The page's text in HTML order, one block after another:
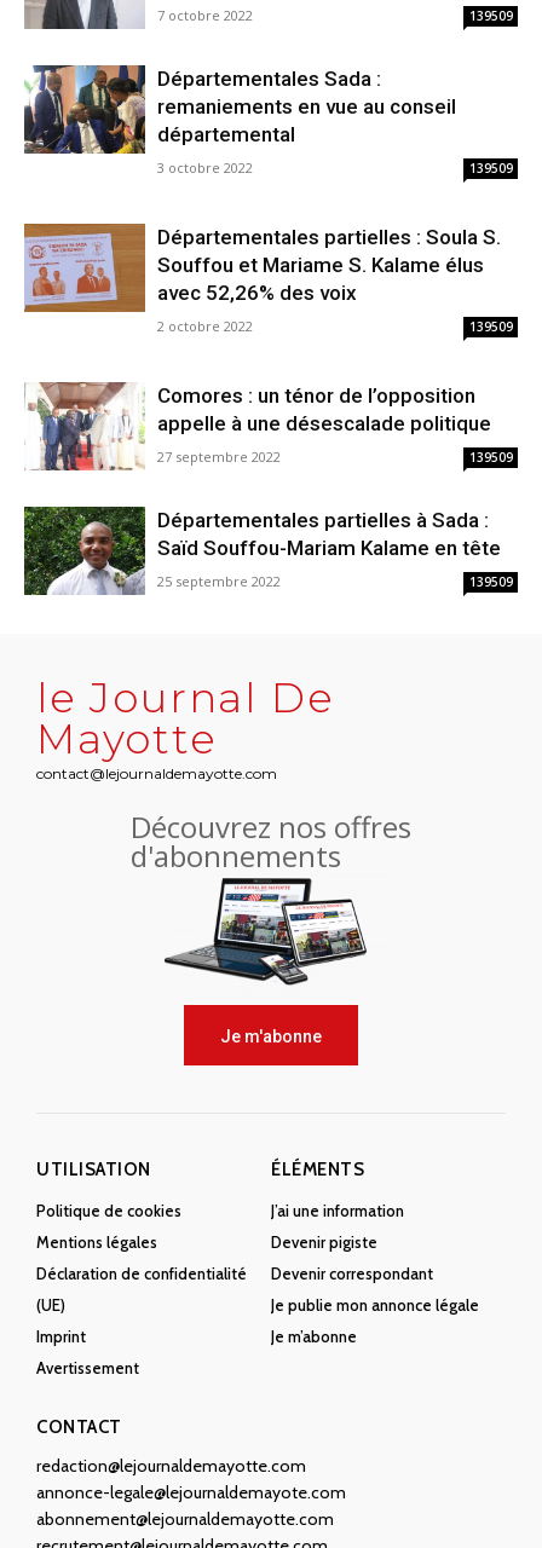
7 octobre 2022 139509
Départementales Sada :
remaniements en vue au conseil
départemental
3 octobre 2022 139509
Départementales partielles : Soula S.
Souffou et Mariame S. Kalame élus
avec 52,26% des voix
2 octobre 2022 139509
Comores : un ténor de l’opposition
appelle à une désescalade politique
27 septembre 2022 139509
Départementales partielles à Sada :
Saïd Souffou-Mariam Kalame en tête
25 septembre 2022 139509
le Journal De
Mayotte
contact@lejournaldemayotte.com
Découvrez nos offres
d'abonnements
Je m'abonne
UTILISATION
Politique de cookies
Mentions légales
Déclaration de confidentialité
(UE)
Imprint
Avertissement
ÉLÉMENTS
J’ai une information
Devenir pigiste
Devenir correspondant
Je publie mon annonce légale
Je m’abonne
CONTACT
redaction@lejournaldemayotte.com
annonce-legale@lejournaldemayote.com
abonnement@lejournaldemayotte.com